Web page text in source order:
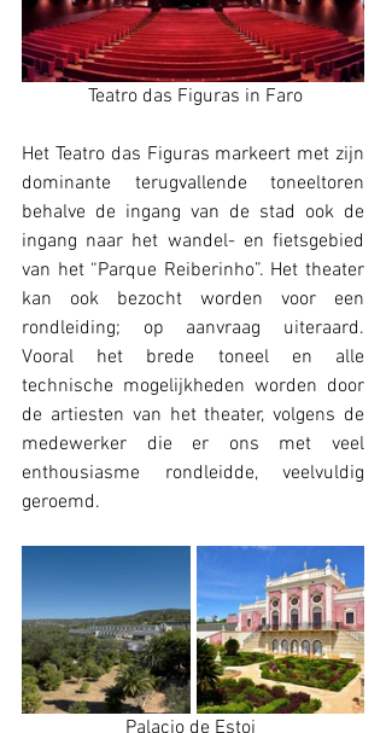
Teatro das Figuras in Faro
Het Teatro das Figuras markeert met zijn
dominante terugvallende toneeltoren
behalve de ingang van de stad ook de
ingang naar het wandel- en fietsgebied
van het “Parque Reiberinho”. Het theater
kan ook bezocht worden voor een
rondleiding; op aanvraag uiteraard.
Vooral het brede toneel en alle
technische mogelijkheden worden door
de artiesten van het theater, volgens de
medewerker die er ons met veel
enthousiasme rondleidde, veelvuldig
geroemd.
Palacio de Estoi